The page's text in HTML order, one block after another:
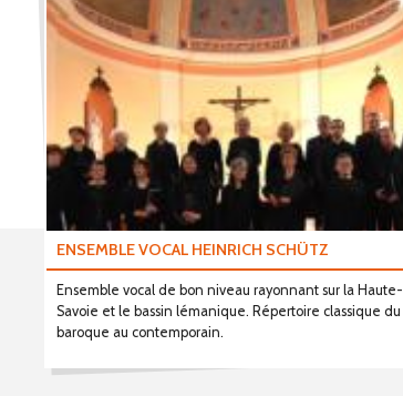
ENSEMBLE VOCAL HEINRICH SCHÜTZ
Ensemble vocal de bon niveau rayonnant sur la Haute-
Savoie et le bassin lémanique. Répertoire classique du
baroque au contemporain.